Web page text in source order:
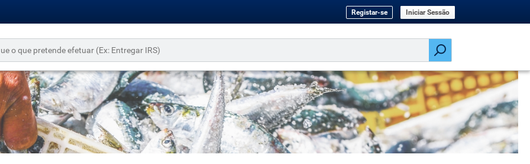
Registar-se Iniciar Sessão